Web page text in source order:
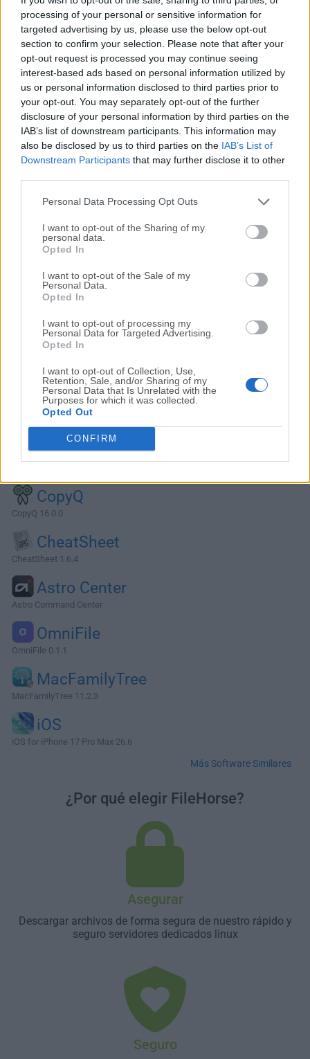
processing of your personal or sensitive information for
targeted advertising by us, please use the below opt-out
section to confirm your selection. Please note that after your
opt-out request is processed you may continue seeing
interest-based ads based on personal information utilized by
us or personal information disclosed to third parties prior to
your opt-out. You may separately opt-out of the further
disclosure of your personal information by third parties on the
IAB’s list of downstream participants. This information may
also be disclosed by us to third parties on the IAB’s List of
Downstream Participants that may further disclose it to other
Personal Data Processing Opt Outs
I want to opt-out of the Sharing of my
personal data.
Opted In
I want to opt-out of the Sale of my
Personal Data.
Opted In
I want to opt-out of processing my
Personal Data for Targeted Advertising.
Opted In
I want to opt-out of Collection, Use,
Retention, Sale, and/or Sharing of my
Personal Data that Is Unrelated with the
Purposes for which it was collected.
Opted Out
CONFIRM
negativo de la pantalla del Mac!Las 2 características más
populares del programa que probablemente te trajeron aquí
son: Puedes disminuir la cantidad de luz azul emitida por la
pantalla y controlar el brillo sin parpadeo PWM. Existen
varios modos y tipos diferentes de la aplicación. Estos son
básicamente algunos valores preestablecidos que muchas
personas utilizan. Además de esto, puedes personalizar
mucho la herramienta.Por defecto, funciona
automáticamente y detecta si es de día o de noche.
Basándose en eso, cambiará la temperatura de color y el
brillo de tu pantalla. Cuando abres el panel de control del
programa,...
CopyQ
CopyQ 16.0.0
CheatSheet
CheatSheet 1.6.4
Astro Center
Astro Command Center
OmniFile
OmniFile 0.1.1
MacFamilyTree
MacFamilyTree 11.2.3
iOS
iOS for iPhone 17 Pro Max 26.6
Más Software Similares
¿Por qué elegir FileHorse?
Asegurar
Descargar archivos de forma segura de nuestro rápido y
seguro servidores dedicados linux
Seguro